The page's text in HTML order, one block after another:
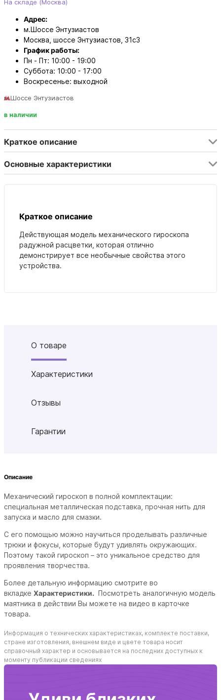
На складе (Москва)
Адрес:
м.Шоссе Энтузиастов
Москва, шоссе Энтузиастов, 31с3
График работы:
Пн - Пт: 10:00 - 19:00
Суббота: 10:00 - 17:00
Воскресенье: выходной
м.Шоссе Энтузиастов
в наличии
Краткое описание
Основные характеристики
Краткое описание
Действующая модель механического гироскопа
радужной расцветки, которая отлично
демонстрирует все необычные свойства этого
устройства.
О товаре
Характеристики
Отзывы
Гарантии
Описание
Механический гироскоп в полной комплектации:
специальная металлическая подставка, прочная нить для
запуска и масло для смазки.
С его помощью можно научиться проделывать различные
трюки и фокусы, которые будут удивлять окружающих.
Поэтому такой гироскоп – это уникальное средство для
проявления творчества.
Более детальную информацию смотрите во
вкладке Характеристики. Посмотреть аналогичную модель
маятника в действии Вы можете на видео в карточке
товара.
Информация о технических характеристиках, комплекте поставки,
стране изготовления, внешнем виде и цвете товара носит
справочный характер и основывается на последних доступных к
моменту публикации сведениях